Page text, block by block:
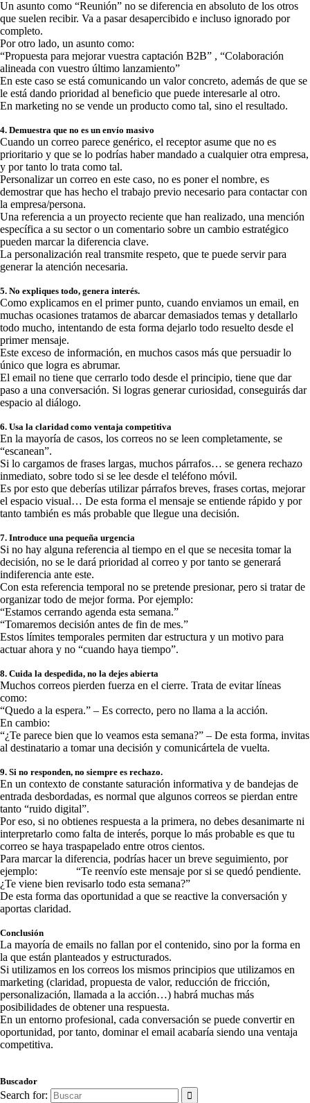
Un asunto como “Reunión” no se diferencia en absoluto de los otros
que suelen recibir. Va a pasar desapercibido e incluso ignorado por
completo.
Por otro lado, un asunto como:
“Propuesta para mejorar vuestra captación B2B” , “Colaboración
alineada con vuestro último lanzamiento”
En este caso se está comunicando un valor concreto, además de que se
le está dando prioridad al beneficio que puede interesarle al otro.
En marketing no se vende un producto como tal, sino el resultado.
4. Demuestra que no es un envío masivo
Cuando un correo parece genérico, el receptor asume que no es
prioritario y que se lo podrías haber mandado a cualquier otra empresa,
y por tanto lo trata como tal.
Personalizar un correo en este caso, no es poner el nombre, es
demostrar que has hecho el trabajo previo necesario para contactar con
la empresa/persona.
Una referencia a un proyecto reciente que han realizado, una mención
específica a su sector o un comentario sobre un cambio estratégico
pueden marcar la diferencia clave.
La personalización real transmite respeto, que te puede servir para
generar la atención necesaria.
5. No expliques todo, genera interés.
Como explicamos en el primer punto, cuando enviamos un email, en
muchas ocasiones tratamos de abarcar demasiados temas y detallarlo
todo mucho, intentando de esta forma dejarlo todo resuelto desde el
primer mensaje.
Este exceso de información, en muchos casos más que persuadir lo
único que logra es abrumar.
El email no tiene que cerrarlo todo desde el principio, tiene que dar
paso a una conversación. Si logras generar curiosidad, conseguirás dar
espacio al diálogo.
6. Usa la claridad como ventaja competitiva
En la mayoría de casos, los correos no se leen completamente, se
“escanean”.
Si lo cargamos de frases largas, muchos párrafos… se genera rechazo
inmediato, sobre todo si se lee desde el teléfono móvil.
Es por esto que deberías utilizar párrafos breves, frases cortas, mejorar
el espacio visual… De esta forma el mensaje se entiende rápido y por
tanto también es más probable que llegue una decisión.
7. Introduce una pequeña urgencia
Si no hay alguna referencia al tiempo en el que se necesita tomar la
decisión, no se le dará prioridad al correo y por tanto se generará
indiferencia ante este.
Con esta referencia temporal no se pretende presionar, pero si tratar de
organizar todo de mejor forma. Por ejemplo:
“Estamos cerrando agenda esta semana.”
“Tomaremos decisión antes de fin de mes.”
Estos límites temporales permiten dar estructura y un motivo para
actuar ahora y no “cuando haya tiempo”.
8. Cuida la despedida, no la dejes abierta
Muchos correos pierden fuerza en el cierre. Trata de evitar líneas
como:
“Quedo a la espera.” – Es correcto, pero no llama a la acción.
En cambio:
“¿Te parece bien que lo veamos esta semana?” – De esta forma, invitas
al destinatario a tomar una decisión y comunicártela de vuelta.
9. Si no responden, no siempre es rechazo.
En un contexto de constante saturación informativa y de bandejas de
entrada desbordadas, es normal que algunos correos se pierdan entre
tanto “ruido digital”.
Por eso, si no obtienes respuesta a la primera, no debes desanimarte ni
interpretarlo como falta de interés, porque lo más probable es que tu
correo se haya traspapelado entre otros cientos.
Para marcar la diferencia, podrías hacer un breve seguimiento, por
ejemplo: “Te reenvío este mensaje por si se quedó pendiente.
¿Te viene bien revisarlo todo esta semana?”
De esta forma das oportunidad a que se reactive la conversación y
aportas claridad.
Conclusión
La mayoría de emails no fallan por el contenido, sino por la forma en
la que están planteados y estructurados.
Si utilizamos en los correos los mismos principios que utilizamos en
marketing (claridad, propuesta de valor, reducción de fricción,
personalización, llamada a la acción…) habrá muchas más
posibilidades de obtener una respuesta.
En un entorno profesional, cada conversación se puede convertir en
oportunidad, por tanto, dominar el email acabaría siendo una ventaja
competitiva.
Buscador
Search for: